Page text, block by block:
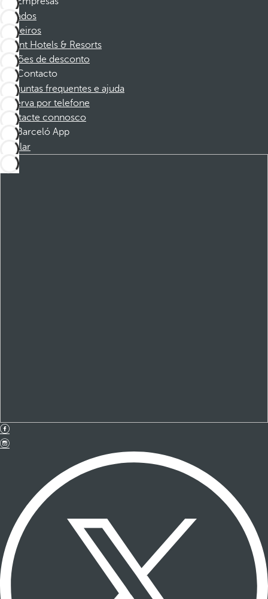
Afiliados
Parceiros
Dorint Hotels & Resorts
Cupões de desconto
Contacto
Perguntas frequentes e ajuda
Reserva por telefone
Contacte connosco
Barceló App
Instalar